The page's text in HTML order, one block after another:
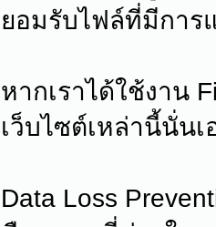
ยอมรับไฟล์ที่มีการ
หากเราได้ใช้งาน
เว็บไซต์เหล่านี้นั่นเ
Data Loss